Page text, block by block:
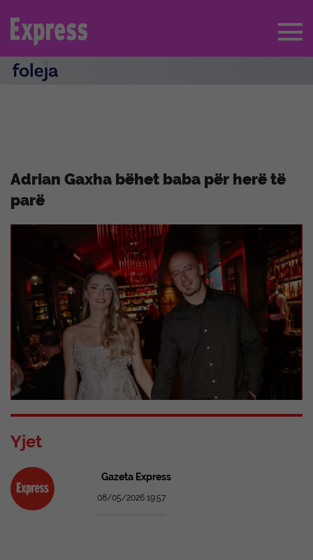
Adrian Gaxha bëhet baba për herë të
parë
Yjet
Gazeta Express
08/05/2026 19:57